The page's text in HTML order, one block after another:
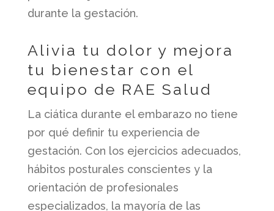
durante la gestación.
Alivia tu dolor y mejora
tu bienestar con el
equipo de RAE Salud
La ciática durante el embarazo no tiene
por qué definir tu experiencia de
gestación. Con los ejercicios adecuados,
hábitos posturales conscientes y la
orientación de profesionales
especializados, la mayoría de las